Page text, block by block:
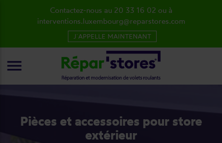
Pièces et accessoires pour store
extérieur
Contactez-nous au 20 33 16 02 ou à
interventions.luxembourg@reparstores.com
J´APPELLE MAINTENANT
menu